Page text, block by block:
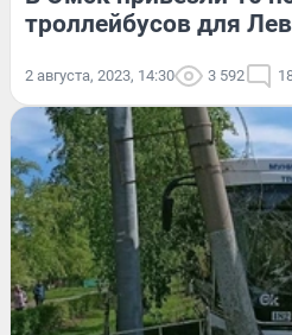
троллейбусов для
2 августа, 2023, 14:30 3 592